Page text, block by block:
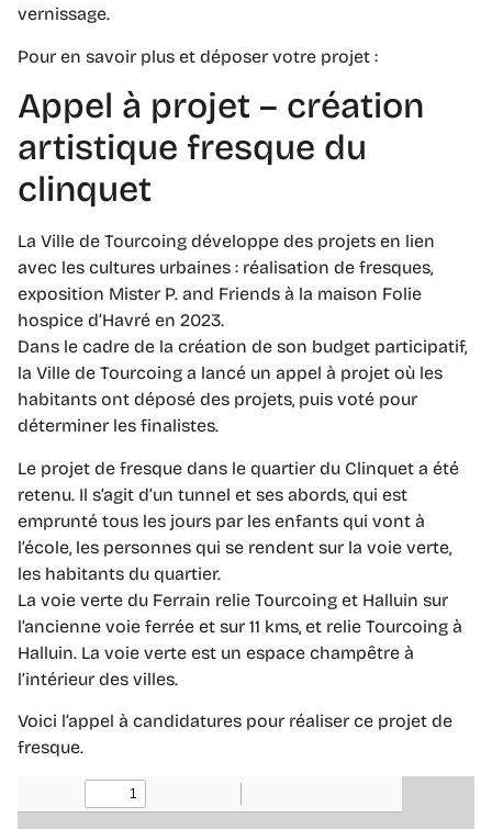
vernissage.
Pour en savoir plus et déposer votre projet :
Appel à projet – création
artistique fresque du
clinquet
La Ville de Tourcoing développe des projets en lien
avec les cultures urbaines : réalisation de fresques,
exposition Mister P. and Friends à la maison Folie
hospice d’Havré en 2023.
Dans le cadre de la création de son budget participatif,
la Ville de Tourcoing a lancé un appel à projet où les
habitants ont déposé des projets, puis voté pour
déterminer les finalistes.
Le projet de fresque dans le quartier du Clinquet a été
retenu. Il s’agit d’un tunnel et ses abords, qui est
emprunté tous les jours par les enfants qui vont à
l’école, les personnes qui se rendent sur la voie verte,
les habitants du quartier.
La voie verte du Ferrain relie Tourcoing et Halluin sur
l’ancienne voie ferrée et sur 11 kms, et relie Tourcoing à
Halluin. La voie verte est un espace champêtre à
l’intérieur des villes.
Voici l’appel à candidatures pour réaliser ce projet de
fresque.